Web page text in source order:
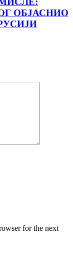
ОБЈАСНИО
for the next